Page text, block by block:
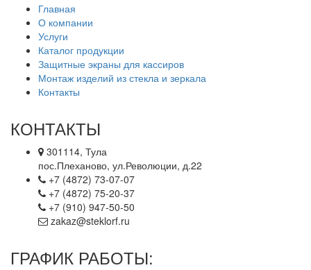
Главная
О компании
Услуги
Каталог продукции
Защитные экраны для кассиров
Монтаж изделий из стекла и зеркала
Контакты
КОНТАКТЫ
301114, Тула
пос.Плеханово, ул.Революции, д.22
+7 (4872) 73-07-07
+7 (4872) 75-20-37
+7 (910) 947-50-50
zakaz@steklorf.ru
ГРАФИК РАБОТЫ: